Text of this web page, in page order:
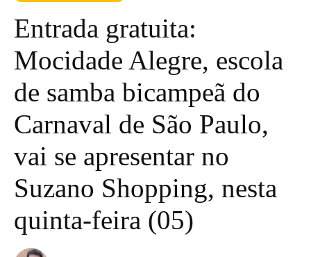
Entrada gratuita:
Mocidade Alegre, escola
de samba bicampeã do
Carnaval de São Paulo,
vai se apresentar no
Suzano Shopping, nesta
quinta-feira (05)